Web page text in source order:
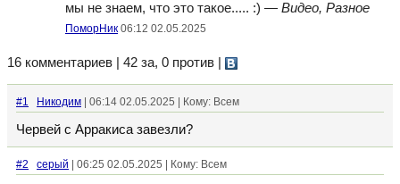
мы не знаем, что это такое..... :) — Видео, Разное
ПоморНик 06:12 02.05.2025
16 комментариев | 42 за, 0 против
#1 Никодим | 06:14 02.05.2025 | Кому: Всем
Червей с Арракиса завезли?
#2 серый | 06:25 02.05.2025 | Кому: Всем